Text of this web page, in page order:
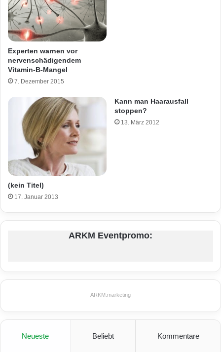
Experten warnen vor
nervenschädigendem
Vitamin-B-Mangel
7. Dezember 2015
(kein Titel)
17. Januar 2013
Kann man Haarausfall
stoppen?
13. März 2012
ARKM Eventpromo:
ARKM.marketing
Neueste Beliebt Kommentare